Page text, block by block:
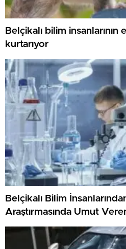
Belçikalı bilim
kurtarıyor
Belçikalı Bilim
Araştırmasında Umut